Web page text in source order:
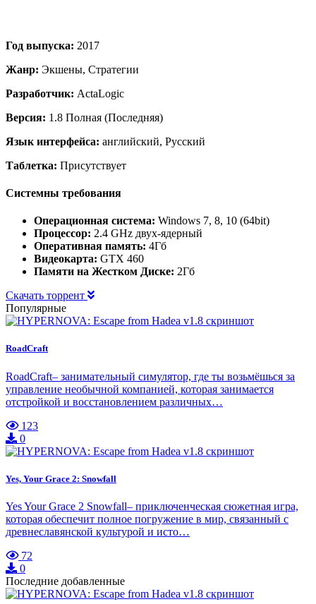
Год выпуска: 2017
Жанр: Экшены, Стратегии
Разработчик: ActaLogic
Версия: 1.8 Полная (Последняя)
Язык интерфейса: английский, Русский
Таблетка: Присутствует
Системны требования
Операционная система: Windows 7, 8, 10 (64bit)
Процессор: 2.4 GHz двух-ядерный
Оперативная память: 4Гб
Видеокарта: GTX 460
Памяти на Жестком Диске: 2Гб
Скачать торрент
Популярные
RoadCraft
RoadCraft– занимательный симулятор, где ты возьмёшься за
управление необычной компанией, которая занимается
отстройкой и восстановлением различных…
123
0
Yes, Your Grace 2: Snowfall
Yes Your Grace 2 Snowfall– приключенческая сюжетная игра,
которая обеспечит полное погружение в мир, связанный с
древнеславянской культурой и исто…
72
0
Последние добавленные